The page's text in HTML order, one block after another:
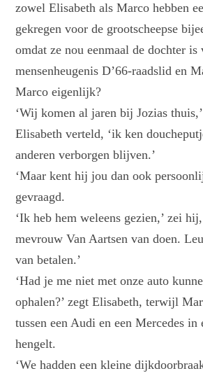
zowel Elisabeth als Marco hebben
gekregen voor de grootscheepse
omdat ze nou eenmaal de dochter is
mensenheugenis D’66-raadslid en
Marco eigenlijk?
‘Wij komen al jaren bij Jozias
Elisabeth verteld, ‘ik ken
anderen verborgen blijven.’
‘Maar kent hij jou dan ook
gevraagd.
‘Ik heb hem weleens gezien,’ zei
mevrouw Van Aartsen van doen.
van betalen.’
‘Had je me niet met onze auto
ophalen?’ zegt Elisabeth, terwijl
tussen een Audi en een Mercedes in
hengelt.
‘We hadden een kleine